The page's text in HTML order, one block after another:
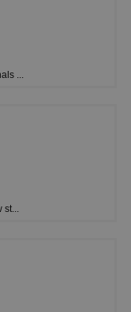
...